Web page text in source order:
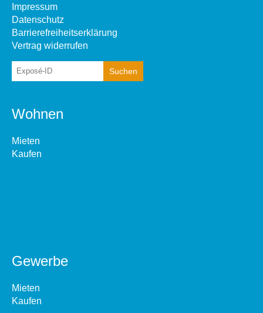
Impressum
Datenschutz
Barrierefreiheitserklärung
Vertrag widerrufen
Wohnen
Mieten
Kaufen
Gewerbe
Mieten
Kaufen